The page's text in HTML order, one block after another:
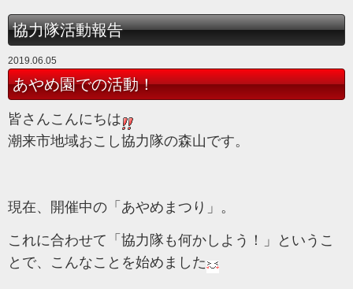
協力隊活動報告
2019.06.05
あやめ園での活動！
皆さんこんにちは
潮来市地域おこし協力隊の森山です。
現在、開催中の「あやめまつり」。
これに合わせて「協力隊も何かしよう！」というこ
とで、こんなことを始めました